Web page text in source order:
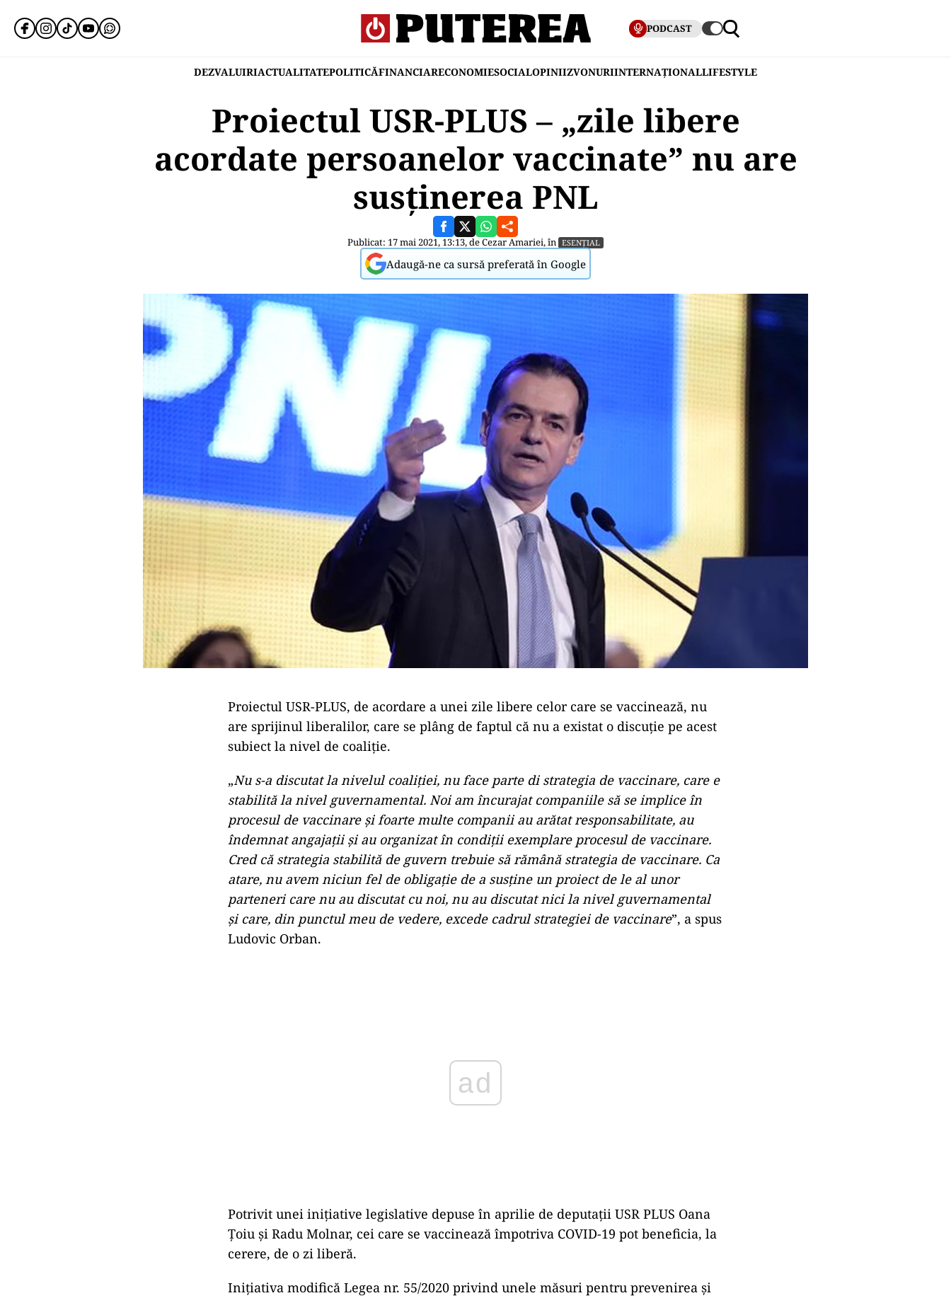
PODCAST
DEZVALUIRIACTUALITATEPOLITICĂFINANCIARECONOMIESOCIALOPINIIZVONURIINTERNAȚIONALLIFESTYLE
Proiectul USR-PLUS – „zile libere
acordate persoanelor vaccinate” nu are
susținerea PNL
Publicat: 17 mai 2021, 13:13, deCezar Amariei, în ESENȚIAL
Adaugă-ne ca sursă preferată în Google
Proiectul USR-PLUS, de acordare a unei zile libere celor care se vaccinează, nu
are sprijinul liberalilor, care se plâng de faptul că nu a existat o discuție pe acest
subiect la nivel de coaliție.
„Nu s-a discutat la nivelul coaliției, nu face parte di strategia de vaccinare, care e
stabilită la nivel guvernamental. Noi am încurajat companiile să se implice în
procesul de vaccinare și foarte multe companii au arătat responsabilitate, au
îndemnat angajații și au organizat în condiții exemplare procesul de vaccinare.
Cred că strategia stabilită de guvern trebuie să rămână strategia de vaccinare. Ca
atare, nu avem niciun fel de obligație de a susține un proiect de le al unor
parteneri care nu au discutat cu noi, nu au discutat nici la nivel guvernamental
și care, din punctul meu de vedere, excede cadrul strategiei de vaccinare”, a spus
Ludovic Orban.
Potrivit unei inițiative legislative depuse în aprilie de deputații USR PLUS Oana
Țoiu și Radu Molnar, cei care se vaccinează împotriva COVID-19 pot beneficia, la
cerere, de o zi liberă.
Inițiativa modifică Legea nr. 55/2020 privind unele măsuri pentru prevenirea și